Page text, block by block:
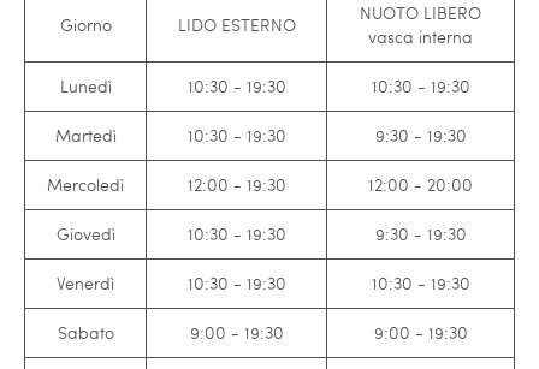
Giorno LIDO ESTERNO
NUOTO LIBERO
vasca interna
Lunedì 10:30 - 19:30 10:30 - 19:30
Martedì 10:30 - 19:30 9:30 - 19:30
Mercoledì 12:00 - 19:30 12:00 - 20:00
Giovedì 10:30 - 19:30 9:30 - 19:30
Venerdì 10:30 - 19:30 10:30 - 19:30
Sabato 9:00 - 19:30 9:00 - 19:30